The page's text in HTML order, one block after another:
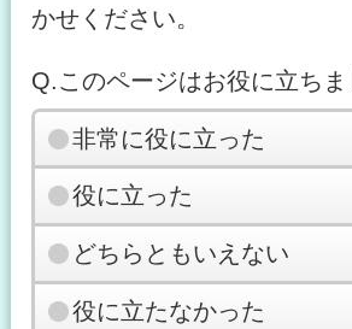
かせください。
Q.このページはお役に立ちま
非常に役に立った
役に立った
どちらともいえない
役に立たなかった